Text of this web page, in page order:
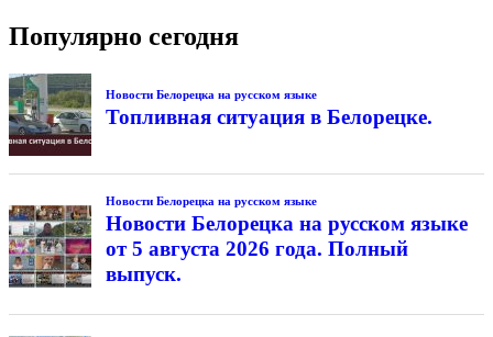
Популярно сегодня
Новости Белорецка на русском языке
Топливная ситуация в Белорецке.
Новости Белорецка на русском языке
Новости Белорецка на русском языке
от 5 августа 2026 года. Полный
выпуск.